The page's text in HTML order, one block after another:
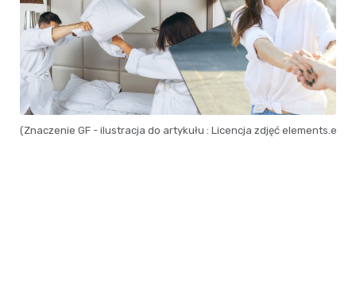
(Znaczenie GF - ilustracja do artykułu : Licencja zdjęć